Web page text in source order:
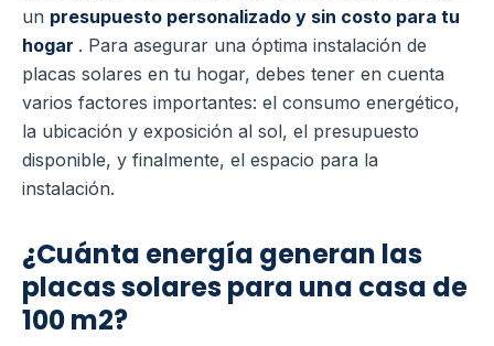
un presupuesto personalizado y sin costo para tu
hogar . Para asegurar una óptima instalación de
placas solares en tu hogar, debes tener en cuenta
varios factores importantes: el consumo energético,
la ubicación y exposición al sol, el presupuesto
disponible, y finalmente, el espacio para la
instalación.
¿Cuánta energía generan las
placas solares para una casa de
100 m2?